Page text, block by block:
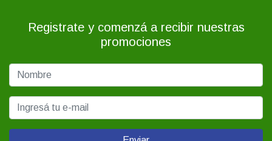
promociones
Enviar